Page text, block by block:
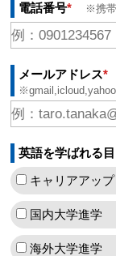
電話番号* ※携
メールアドレス*
※gmail,icloud,yahoo
英語を学ばれる
キャリアアップ
国内大学進学
海外大学進学